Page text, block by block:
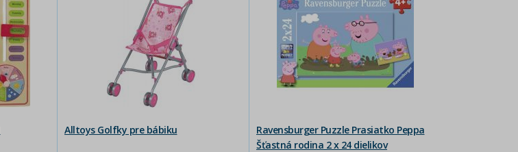
Alltoys Golfky pre bábiku
Ravensburger Puzzle Prasiatko Peppa
Šťastná rodina 2 x 24 dielikov